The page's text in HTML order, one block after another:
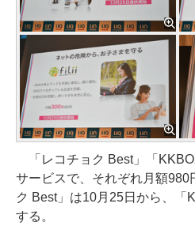
「レコチョク Best」「
サービスで、それぞれ月額980
ク Best」は10月25日から、「
する。